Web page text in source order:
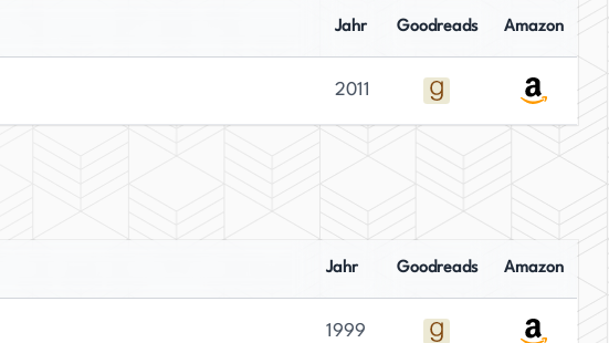
Jahr Goodreads Amazon
2011
Jahr Goodreads Amazon
1999